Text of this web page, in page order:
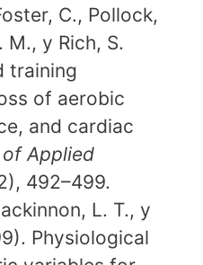
C., Pollock,
M., y Rich, S.
training
of aerobic
and cardiac
Applied
492–499.
L. T., y
Physiological